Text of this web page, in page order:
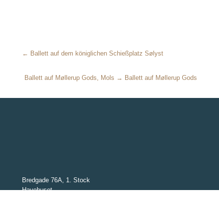
← Ballett auf dem königlichen Schießplatz Sølyst
Ballett auf Møllerup Gods, Mols → Ballett auf Møllerup Gods
Bredgade 76A, 1. Stock
Havehuset